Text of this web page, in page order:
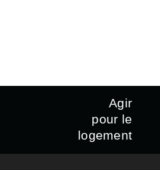
Agir
pour le
logement